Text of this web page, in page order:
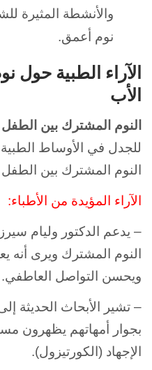
والأنشطة المثيرة
نوم أعمق.
الآراء الطبية حول
الأب
النوم المشترك بين الطفل
للجدل في الأوساط
النوم المشترك بين الطفل
الآراء المؤيدة من الأطباء:
– يدعم الدكتور وليام
النوم المشترك ويرى أنه
ويحسن التواصل العاطفي.
– تشير الأبحاث الحديثة
بجوار أمهاتهم يظهرون
الإجهاد (الكورتيزول).